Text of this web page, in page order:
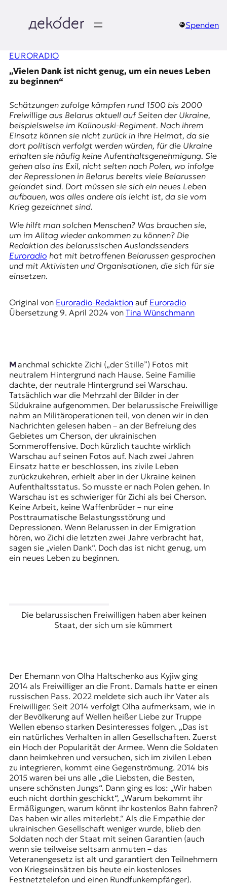
springen
e
k
o
d
e
r
|
D
E
K
O
E
s
s
e
n
J
o
u
r
n
a
l
s
m
u
s
u
n
p
e
t
e
n
z
z
u
O
s
t
e
u
r
o
p
a
Spenden
EURORADIO
„Vielen Dank ist nicht genug, um ein neues Leben
zu beginnen“
Schätzungen zufolge kämpfen rund 1500 bis 2000
Freiwillige aus Belarus aktuell auf Seiten der Ukraine,
beispielsweise im Kalinouski-Regiment. Nach ihrem
Einsatz können sie nicht zurück in ihre Heimat, da sie
dort politisch verfolgt werden würden, für die Ukraine
erhalten sie häufig keine Aufenthaltsgenehmigung. Sie
gehen also ins Exil, nicht selten nach Polen, wo infolge
der Repressionen in Belarus bereits viele Belarussen
gelandet sind. Dort müssen sie sich ein neues Leben
aufbauen, was alles andere als leicht ist, da sie vom
Krieg gezeichnet sind.
Wie hilft man solchen Menschen? Was brauchen sie,
um im Alltag wieder ankommen zu können? Die
Redaktion des belarussischen Auslandssenders
Euroradio hat mit betroffenen Belarussen gesprochen
und mit Aktivisten und Organisationen, die sich für sie
einsetzen.
Original von Euroradio-Redaktionauf Euroradio
Übersetzung 9. April 2024 von Tina Wünschmann
Manchmal schickte Zichi („der Stille”) Fotos mit
neutralem Hintergrund nach Hause. Seine Familie
dachte, der neutrale Hintergrund sei Warschau.
Tatsächlich war die Mehrzahl der Bilder in der
Südukraine aufgenommen. Der belarussische Freiwillige
nahm an Militäroperationen teil, von denen wir in den
Nachrichten gelesen haben – an der Befreiung des
Gebietes um Cherson, der ukrainischen
Sommeroffensive. Doch kürzlich tauchte wirklich
Warschau auf seinen Fotos auf. Nach zwei Jahren
Einsatz hatte er beschlossen, ins zivile Leben
zurückzukehren, erhielt aber in der Ukraine keinen
Aufenthaltsstatus. So musste er nach Polen gehen. In
Warschau ist es schwieriger für Zichi als bei Cherson.
Keine Arbeit, keine Waffenbrüder – nur eine
Posttraumatische Belastungsstörung und
Depressionen. Wenn Belarussen in der Emigration
hören, wo Zichi die letzten zwei Jahre verbracht hat,
sagen sie „vielen Dank“. Doch das ist nicht genug, um
ein neues Leben zu beginnen.
Die belarussischen Freiwilligen haben aber keinen
Staat, der sich um sie kümmert
Der Ehemann von Olha Haltschenko aus Kyjiw ging
2014 als Freiwilliger an die Front. Damals hatte er einen
russischen Pass. 2022 meldete sich auch ihr Vater als
Freiwilliger. Seit 2014 verfolgt Olha aufmerksam, wie in
der Bevölkerung auf Wellen heißer Liebe zur Truppe
Wellen ebenso starken Desinteresses folgen. „Das ist
ein natürliches Verhalten in allen Gesellschaften. Zuerst
ein Hoch der Popularität der Armee. Wenn die Soldaten
dann heimkehren und versuchen, sich im zivilen Leben
zu integrieren, kommt eine Gegenströmung. 2014 bis
2015 waren bei uns alle „die Liebsten, die Besten,
unsere schönsten Jungs“. Dann ging es los: „Wir haben
euch nicht dorthin geschickt“, „Warum bekommt ihr
Ermäßigungen, warum könnt ihr kostenlos Bahn fahren?
Das haben wir alles miterlebt.“ Als die Empathie der
ukrainischen Gesellschaft weniger wurde, blieb den
Soldaten noch der Staat mit seinen Garantien (auch
wenn sie teilweise seltsam anmuten – das
Veteranengesetz ist alt und garantiert den Teilnehmern
von Kriegseinsätzen bis heute ein kostenloses
Festnetztelefon und einen Rundfunkempfänger).